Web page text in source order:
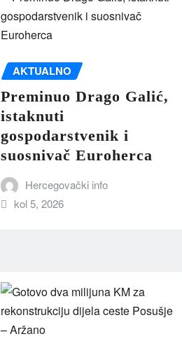
AKTUALNO
Preminuo Drago Galić,
istaknuti
gospodarstvenik i
suosnivač Euroherca
Hercegovački info
kol 5, 2026